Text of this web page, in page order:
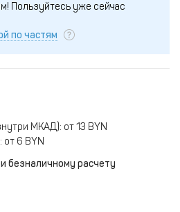
Пользуйтесь уже сейчас
по частям
МКАД): от 13 BYN
от 6 BYN
безналичному расчету